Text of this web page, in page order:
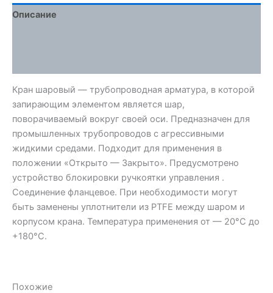
Описание
Кран шаровый — трубопроводная арматура, в которой
запирающим элементом является шар,
поворачиваемый вокруг своей оси. Предназначен для
промышленных трубопроводов с агрессивными
жидкими средами. Подходит для применения в
положении «Открыто — Закрыто». Предусмотрено
устройство блокировки ручкоятки управления .
Соединение фланцевое. При необходимости могут
быть заменены уплотнители из PTFE между шаром и
корпусом крана. Температура применения от — 20°С до
+180°С.
Похожие